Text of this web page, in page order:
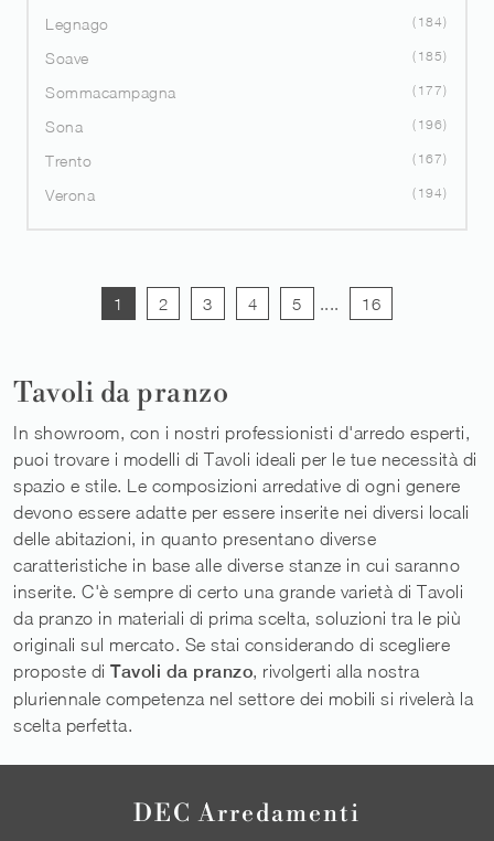
Legnago 184
Soave 185
Sommacampagna 177
Sona 196
Trento 167
Verona 194
1 2 3 4 5 .... 16
Tavoli da pranzo
In showroom, con i nostri professionisti d'arredo esperti,
puoi trovare i modelli di Tavoli ideali per le tue necessità di
spazio e stile. Le composizioni arredative di ogni genere
devono essere adatte per essere inserite nei diversi locali
delle abitazioni, in quanto presentano diverse
caratteristiche in base alle diverse stanze in cui saranno
inserite. C'è sempre di certo una grande varietà di Tavoli
da pranzo in materiali di prima scelta, soluzioni tra le più
originali sul mercato. Se stai considerando di scegliere
proposte di Tavoli da pranzo, rivolgerti alla nostra
pluriennale competenza nel settore dei mobili si rivelerà la
scelta perfetta.
DEC Arredamenti